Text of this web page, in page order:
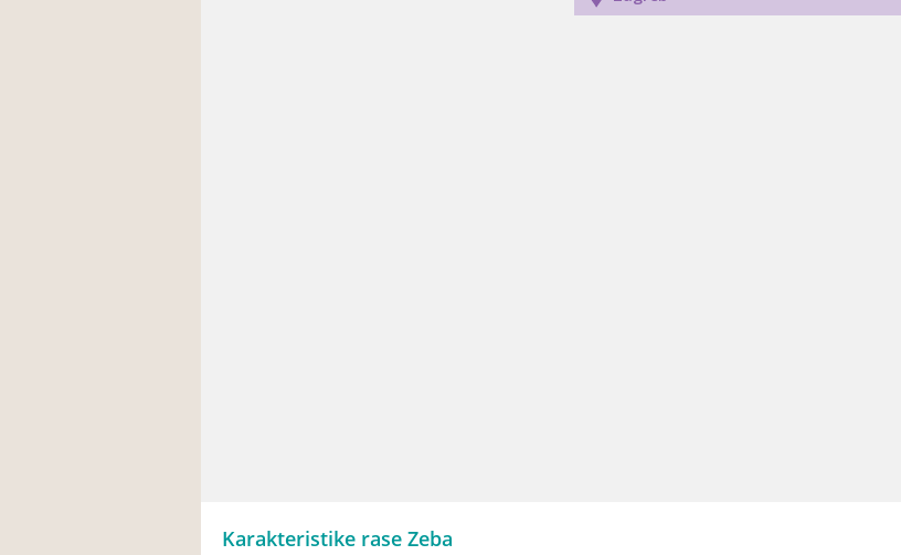
Karakteristike rase Zeba